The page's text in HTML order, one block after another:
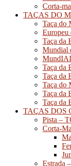
Corta-
TAÇAS DO
Taça do
Europeu
Taça da
Mundial
Taça da
Taça da
Taça do
Taça da
Taça da
TAÇAS DOS
Pista –
Corta-
Estrada